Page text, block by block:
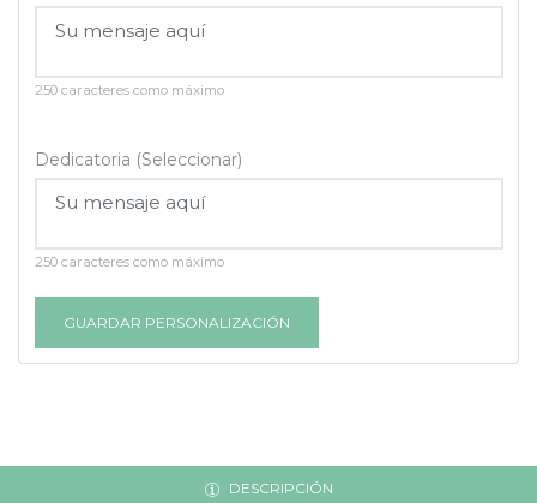
250 caracteres como máximo
Dedicatoria (Seleccionar)
250 caracteres como máximo
GUARDAR PERSONALIZACIÓN
DESCRIPCIÓN